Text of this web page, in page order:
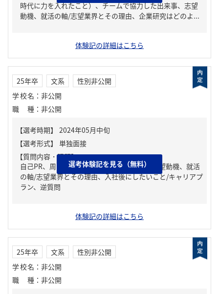
時代に力を入れたこと）、チームで協力した出来事、志望
動機、就活の軸/志望業界とその理由、企業研究はどのよ...
体験記の詳細はこちら
25年卒 文系
性別非公開
学校名 ： 非公開
職種 ： 非公開
【質問内容・課題】
自己PR、周りからどんな人といわれる？、志望動機、就活
の軸/志望業界とその理由、入社後にしたいこと/キャリアプ
ラン、逆質問
選考体験記を見る（無料）
体験記の詳細はこちら
25年卒 文系
性別非公開
学校名 ： 非公開
職種 ： 非公開